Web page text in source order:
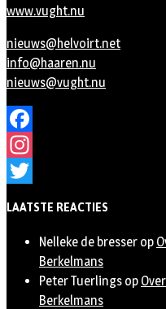
www.vught.nu
nieuws@helvoirt.net
info@haaren.nu
nieuws@vught.nu
Facebook
Instagram
LAATSTE REACTIES
Nelleke de bresser op
Berkelmans
Peter Tuerlings op
Berkelmans